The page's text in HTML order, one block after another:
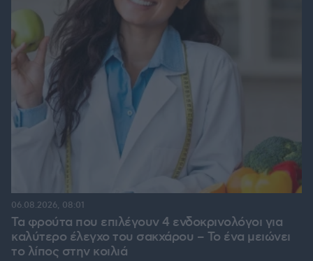
Τα φρούτα που επιλέγουν 4 ενδοκρινολόγοι για
καλύτερο έλεγχο του σακχάρου – Το ένα μειώνει
το λίπος στην κοιλιά
06.08.2026, 08:01